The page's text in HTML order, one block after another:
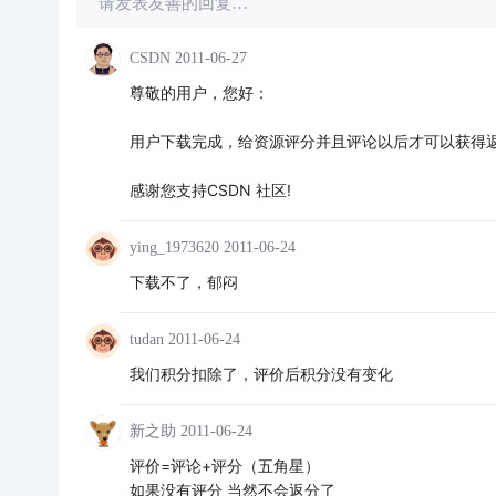
CSDN 2011-06-27
尊敬的用户，您好：
用户下载完成，给资源评分并且评论以后才可以获得
感谢您支持CSDN 社区!
ying_1973620 2011-06-24
下载不了，郁闷
tudan 2011-06-24
我们积分扣除了，评价后积分没有变化
新之助 2011-06-24
评价=评论+评分（五角星）
如果没有评分 当然不会返分了